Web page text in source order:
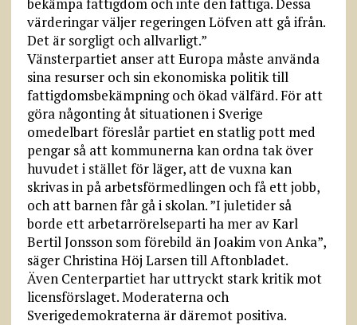
värderingar väljer regeringen Löfven att gå ifrån.
Det är sorgligt och allvarligt.”
Vänsterpartiet anser att Europa måste använda
sina resurser och sin ekonomiska politik till
fattigdomsbekämpning och ökad välfärd. För att
göra någonting åt situationen i Sverige
omedelbart föreslår partiet en statlig pott med
pengar så att kommunerna kan ordna tak över
huvudet i stället för läger, att de vuxna kan
skrivas in på arbetsförmedlingen och få ett jobb,
och att barnen får gå i skolan. ”I juletider så
borde ett arbetarrörelseparti ha mer av Karl
Bertil Jonsson som förebild än Joakim von Anka”,
säger Christina Höj Larsen till Aftonbladet.
Även Centerpartiet har uttryckt stark kritik mot
licensförslaget. Moderaterna och
Sverigedemokraterna är däremot positiva.